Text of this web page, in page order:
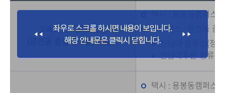
고속버스 시외버스편
(광천동 종합터미널) 이용시
택시 : 용봉동캠퍼스
시내버스 : 광천동 종
전남대 정류소(정
전남대후문 정류소
택시 : 용봉동캠퍼스